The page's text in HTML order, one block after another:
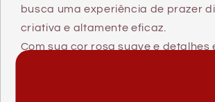
busca uma experiência de prazer
criativa e altamente eficaz.
Com sua cor rosa suave e detalhes